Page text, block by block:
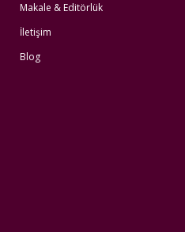
Makale & Editörlük
İletişim
Blog